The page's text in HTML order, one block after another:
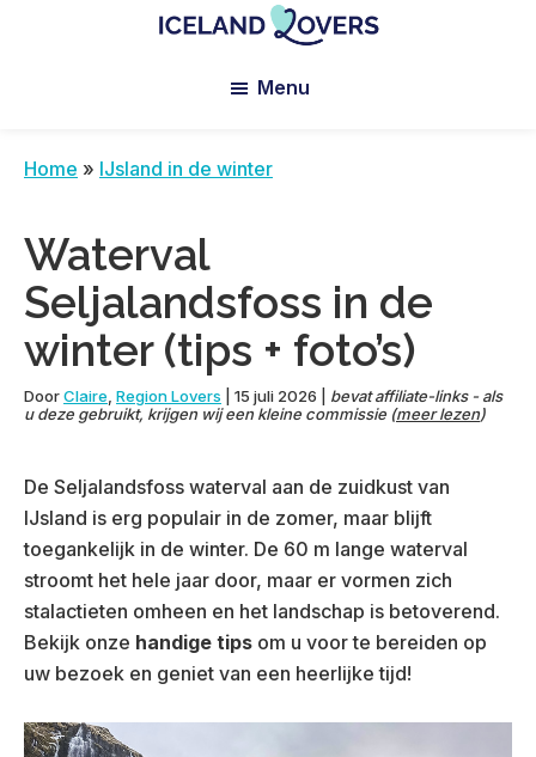
Claire
Menu
Home » IJsland in de winter
Waterval
Seljalandsfoss in de
winter (tips + foto’s)
DoorClaire Region Lovers 15 juli 2026
bevat affiliate-links - als
u deze gebruikt, krijgen wij een kleine commissie (meer lezen)
De Seljalandsfoss waterval aan de zuidkust van
IJsland is erg populair in de zomer, maar blijft
toegankelijk in de winter. De 60 m lange waterval
stroomt het hele jaar door, maar er vormen zich
stalactieten omheen en het landschap is betoverend.
Bekijk onze handige tips om u voor te bereiden op
uw bezoek en geniet van een heerlijke tijd!